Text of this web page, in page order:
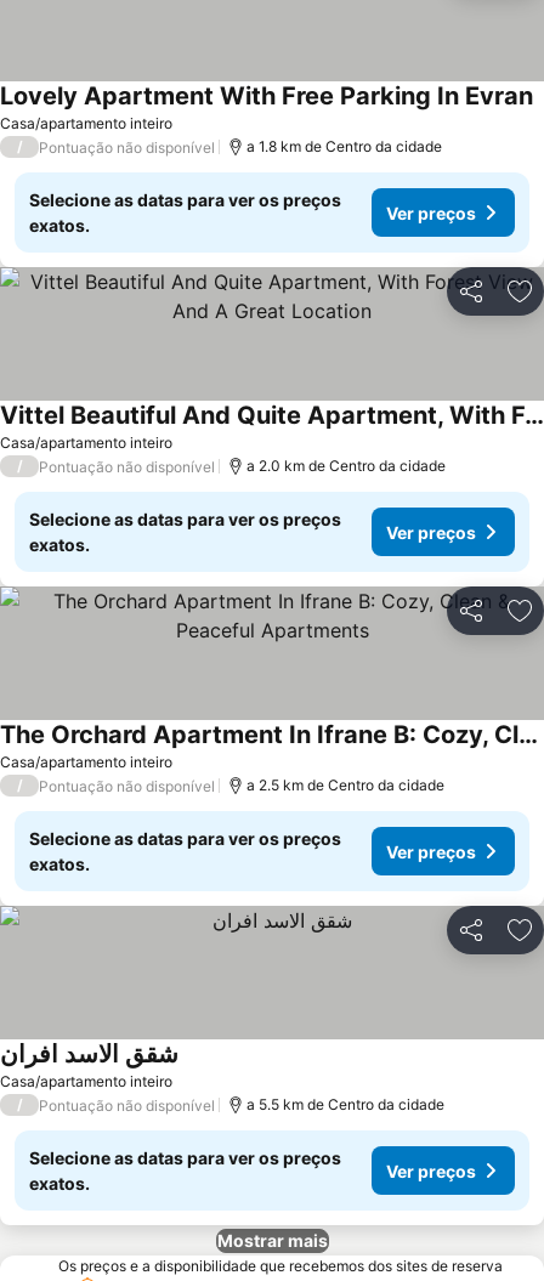
Casa/apartamento inteiro
Lovely Apartment With Free Parking In Evran
/ Pontuação não disponível a 1.8 km de Centro da cidade
Selecione as datas para ver os preços
exatos.
Ver preços
Partilhar
Casa/apartamento inteiro
Vittel Beautiful And Quite Apartment, With Forest View And A Great Location
Ver preços
/ Pontuação não disponível a 2.0 km de Centro da cidade
Selecione as datas para ver os preços
exatos.
Ver preços
Partilhar
Casa/apartamento inteiro
The Orchard Apartment In Ifrane B: Cozy, Clean & Peaceful Apartments
Ver preços
/ Pontuação não disponível a 2.5 km de Centro da cidade
Selecione as datas para ver os preços
exatos.
Ver preços
Partilhar
Casa/apartamento inteiro
شقق الاسد افران
/ Pontuação não disponível a 5.5 km de Centro da cidade
Selecione as datas para ver os preços
exatos.
Ver preços
Mostrar mais
Os preços e a disponibilidade que recebemos dos sites de reserva